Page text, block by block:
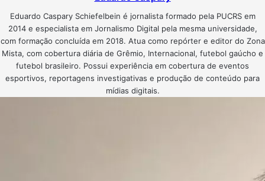
Eduardo Caspary Schiefelbein é jornalista formado pela PUCRS em
2014 e especialista em Jornalismo Digital pela mesma universidade,
com formação concluída em 2018. Atua como repórter e editor do Zona
Mista, com cobertura diária de Grêmio, Internacional, futebol gaúcho e
futebol brasileiro. Possui experiência em cobertura de eventos
esportivos, reportagens investigativas e produção de conteúdo para
mídias digitais.